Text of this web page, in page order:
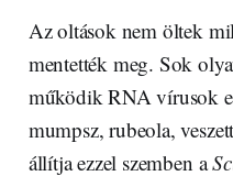
Az oltások nem öltek
mentették meg. Sok
működik RNA vírusok
mumpsz, rubeola,
állítja ezzel szemben a